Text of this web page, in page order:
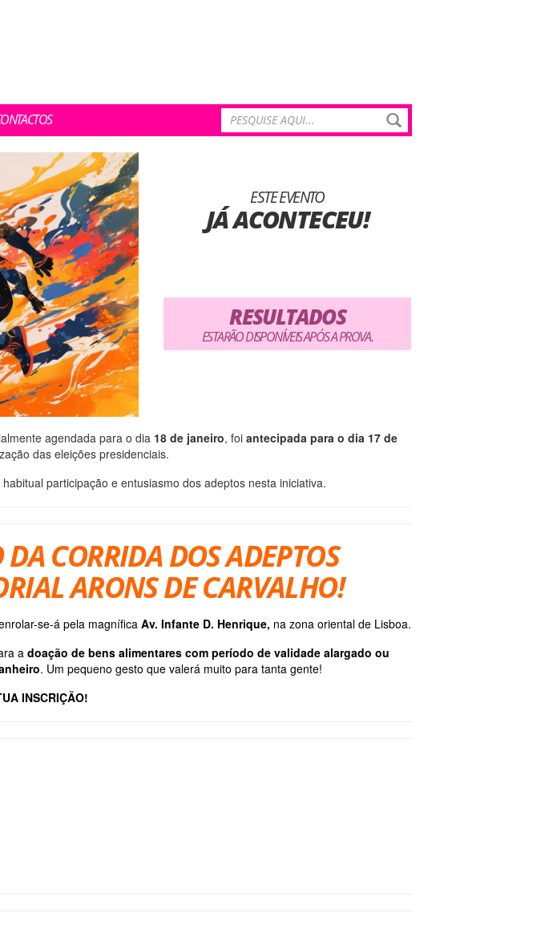
ESTE EVENTO
JÁ ACONTECEU!
RESULTADOS
ESTARÃO DISPONÍVEIS APÓS A PROVA.
agendada para o dia 18 de janeiro, foi antecipada para o dia 17 de
das eleições presidenciais.
participação e entusiasmo dos adeptos nesta iniciativa.
DA CORRIDA DOS ADEPTOS
ARONS DE CARVALHO!
se-á pela magnífica Av. Infante D. Henrique, na zona oriental de Lisboa.
a doação de bens alimentares com período de validade alargado ou
. Um pequeno gesto que valerá muito para tanta gente!
INSCRIÇÃO!